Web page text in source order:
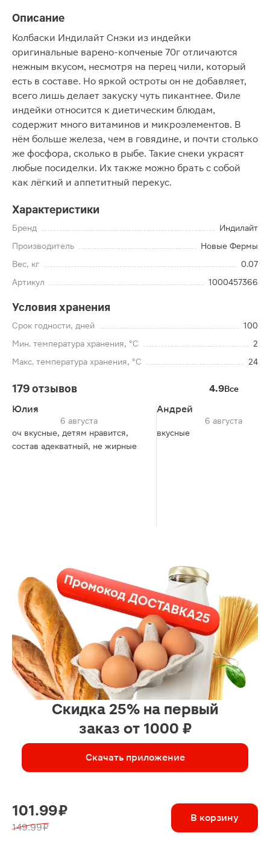
Описание
Колбаски Индилайт Снэки из индейки
оригинальные варено-копченые 70г отличаются
нежным вкусом, несмотря на перец чили, который
есть в составе. Но яркой остроты он не добавляет,
всего лишь делает закуску чуть пикантнее. Филе
индейки относится к диетическим блюдам,
содержит много витаминов и микроэлементов. В
нём больше железа, чем в говядине, и почти столько
же фосфора, сколько в рыбе. Такие снеки украсят
любые посиделки. Их также можно брать с собой
как лёгкий и аппетитный перекус.
Характеристики
Бренд
Индилайт
Производитель
Новые Фермы
Вес, кг
0.07
Артикул
1000457366
Условия хранения
Срок годности, дней
100
Мин. температура хранения, °C
2
Макс. температура хранения, °C
24
179 отзывов 4.9Все
Юлия
6 августа
оч вкусные, детям нравится,
состав адекватный, не жирные
Андрей
6 августа
вкусные
Скидка 25% на первый
заказ от 1000 ₽
Скачать приложение
101.99 ₽
149.99 ₽
В корзину